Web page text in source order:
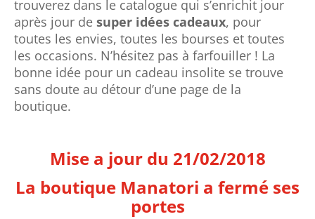
trouverez dans le catalogue qui s’enrichit jour
après jour de super idées cadeaux, pour
toutes les envies, toutes les bourses et toutes
les occasions. N’hésitez pas à farfouiller ! La
bonne idée pour un cadeau insolite se trouve
sans doute au détour d’une page de la
boutique.
Mise a jour du 21/02/2018
La boutique Manatori a fermé ses
portes